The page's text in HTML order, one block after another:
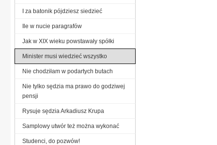
I za batonik pójdziesz siedzieć
Ile w nucie paragrafów
Jak w XIX wieku powstawały spółki
Minister musi wiedzieć wszystko
Nie chodziłam w podartych butach
Nie tylko sędzia ma prawo do godziwej
pensji
Rysuje sędzia Arkadiusz Krupa
Samplowy utwór też można wykonać
Studenci, do pozwów!